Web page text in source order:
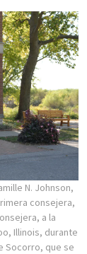
N. Johnson,
consejera,
a la
Illinois, durante
Socorro, que se